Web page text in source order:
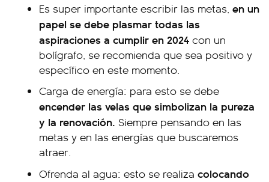
Es super importante escribir las metas, en un
papel se debe plasmar todas las
aspiraciones a cumplir en 2024 con un
bolígrafo, se recomienda que sea positivo y
específico en este momento.
Carga de energía: para esto se debe
encender las velas que simbolizan la pureza
y la renovación. Siempre pensando en las
metas y en las energías que buscaremos
atraer.
Ofrenda al agua: esto se realiza colocando